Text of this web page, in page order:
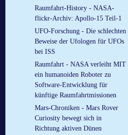
Raumfahrt-History - NASA-
flickr-Archiv: Apollo-15 Teil-1
UFO-Forschung - Die schlechten
Beweise der Ufologen für UFOs
bei ISS
Raumfahrt - NASA verleiht MIT
ein humanoiden Roboter zu
Software-Entwicklung für
künftige Raumfahrtmissionen
Mars-Chroniken - Mars Rover
Curiosity bewegt sich in
Richtung aktiven Dünen